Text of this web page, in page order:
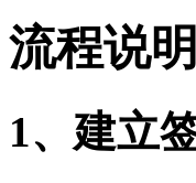
流程说明
1、建立